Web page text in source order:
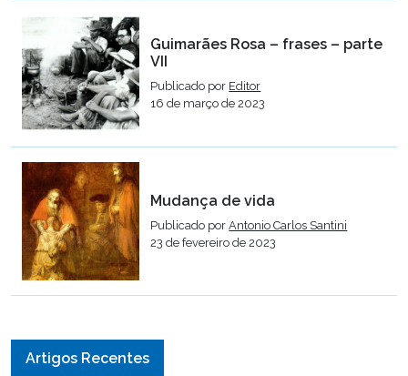
Guimarães Rosa – frases – parte
VII
Publicado por Editor
16 de março de 2023
Mudança de vida
Publicado porAntonio Carlos Santini
23 de fevereiro de 2023
Artigos Recentes